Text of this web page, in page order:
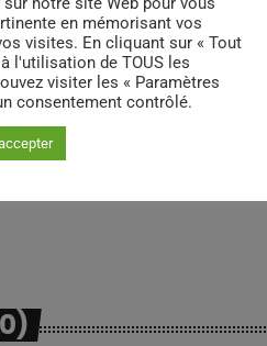
en mémorisant vos
visites. En cliquant sur « Tout
l'utilisation de TOUS les
visiter les « Paramètres
consentement contrôlé.